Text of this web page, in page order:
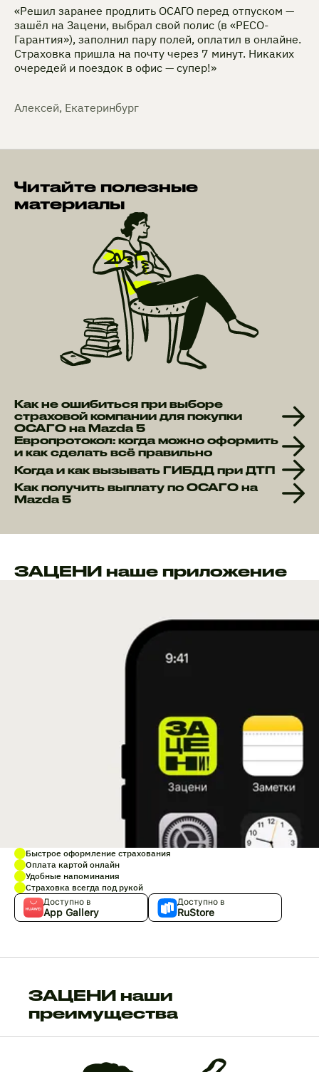
«Решил заранее продлить ОСАГО перед отпуском —
зашёл на Зацени, выбрал свой полис (в «РЕСО-
Гарантия»), заполнил пару полей, оплатил в онлайне.
Страховка пришла на почту через 7 минут. Никаких
очередей и поездок в офис — супер!»
Алексей, Екатеринбург
Читайте полезные
материалы
Как не ошибиться при выборе
страховой компании для покупки
ОСАГО на Mazda 5
Европротокол: когда можно оформить
и как сделать всё правильно
Когда и как вызывать ГИБДД при ДТП
Как получить выплату по ОСАГО на
Mazda 5
ЗАЦЕНИ наше приложение
Быстрое оформление страхования
Оплата картой онлайн
Удобные напоминания
Страховка всегда под рукой
Доступно в
App Gallery
Доступно в
RuStore
ЗАЦЕНИ наши
преимущества